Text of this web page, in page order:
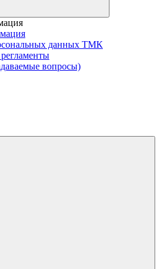
данных ТМК
вопросы)